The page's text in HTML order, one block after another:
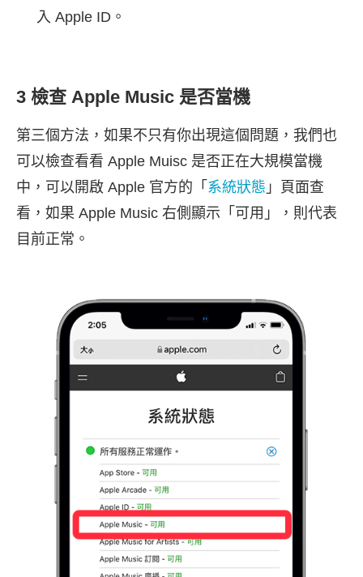
入 Apple ID。
3 檢查 Apple Music 是否當機
第三個方法，如果不只有你出現這個問題，我們也
可以檢查看看 Apple Muisc 是否正在大規模當機
中，可以開啟 Apple 官方的「 系統狀態 」頁面查
看，如果 Apple Music 右側顯示「可用」，則代表
目前正常。